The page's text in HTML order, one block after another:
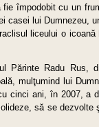
împodobit cu un
casei lui Dumnezeu,
liceului o
Părinte Radu Rus,
mulţumind lui
cinci ani, în 2007, a
să se